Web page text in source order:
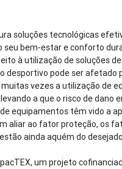
soluções tecnológicas
seu bem-estar e conforto
à utilização de soluções
desportivo pode ser afetado
vezes a utilização de
a que o risco de dano
equipamentos têm vido a
aliar ao fator proteção, os
ainda aquém do
um projeto